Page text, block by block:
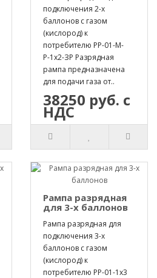
подключения 2-х
баллонов с газом
(кислород) к
потребителю РР-01-М-
Р-1х2-ЗР Разрядная
рампа предназначена
для подачи газа от..
38250 руб. с
НДС
Рампа разрядная
для 3-х баллонов
Рампа разрядная для
подключения 3-х
баллонов с газом
(кислород) к
потребителю РР-01-1х3